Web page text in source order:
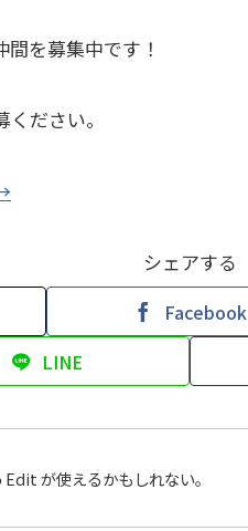
を募集中です！
ださい。
シェアする
Facebook
LINE
が使えるかもしれない。